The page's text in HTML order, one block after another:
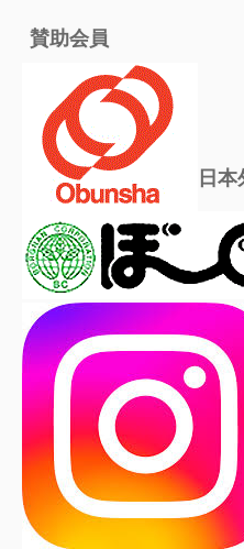
賛助会員
日